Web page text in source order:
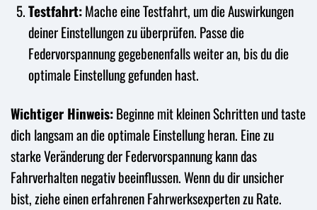
Testfahrt:Mache eine Testfahrt, um die Auswirkungen
deiner Einstellungen zu überprüfen. Passe die
Federvorspannung gegebenenfalls weiter an, bis du die
optimale Einstellung gefunden hast.
Wichtiger Hinweis:Beginne mit kleinen Schritten und taste
dich langsam an die optimale Einstellung heran. Eine zu
starke Veränderung der Federvorspannung kann das
Fahrverhalten negativ beeinflussen. Wenn du dir unsicher
bist, ziehe einen erfahrenen Fahrwerksexperten zu Rate.